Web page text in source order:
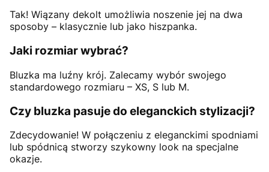
Tak! Wiązany dekolt umożliwia noszenie jej na dwa
sposoby – klasycznie lub jako hiszpanka.
Jaki rozmiar wybrać?
Bluzka ma luźny krój. Zalecamy wybór swojego
standardowego rozmiaru – XS, S lub M.
Czy bluzka pasuje do eleganckich stylizacji?
Zdecydowanie! W połączeniu z eleganckimi spodniami
lub spódnicą stworzy szykowny look na specjalne
okazje.